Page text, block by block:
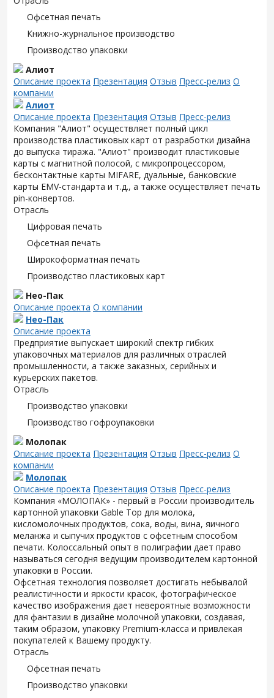
Офсетная печать
Книжно-журнальное производство
Производство упаковки
Алиот
Описание проекта Презентация Отзыв Пресс-релиз О
компании
Алиот
Описание проекта Презентация Отзыв Пресс-релиз
Компания "Алиот" осуществляет полный цикл
производства пластиковых карт от разработки дизайна
до выпуска тиража. "Алиот" производит пластиковые
карты с магнитной полосой, с микропроцессором,
бесконтактные карты MIFARE, дуальные, банковские
карты EMV-стандарта и т.д., а также осуществляет печать
pin-конвертов.
Отрасль
Цифровая печать
Офсетная печать
Широкоформатная печать
Производство пластиковых карт
Нео-Пак
Описание проекта О компании
Нео-Пак
Описание проекта
Предприятие выпускает широкий спектр гибких
упаковочных материалов для различных отраслей
промышленности, а также заказных, серийных и
курьерских пакетов.
Отрасль
Производство упаковки
Производство гофроупаковки
Молопак
Описание проекта Презентация Отзыв Пресс-релиз О
компании
Молопак
Описание проекта Презентация Отзыв Пресс-релиз
Компания «МОЛОПАК» - первый в России производитель
картонной упаковки Gable Top для молока,
кисломолочных продуктов, сока, воды, вина, яичного
меланжа и сыпучих продуктов с офсетным способом
печати. Колоссальный опыт в полиграфии дает право
называться сегодня ведущим производителем картонной
упаковки в России.
Офсетная технология позволяет достигать небывалой
реалистичности и яркости красок, фотографическое
качество изображения дает невероятные возможности
для фантазии в дизайне молочной упаковки, создавая,
таким образом, упаковку Premium-класса и привлекая
покупателей к Вашему продукту.
Отрасль
Офсетная печать
Производство упаковки